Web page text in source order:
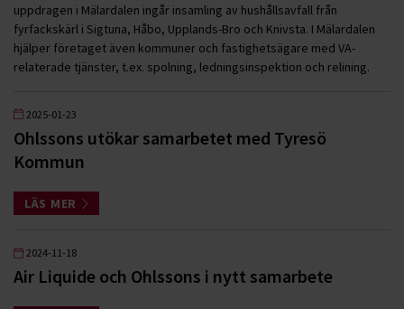
uppdragen i Mälardalen ingår insamling av hushållsavfall från
fyrfackskärl i Sigtuna, Håbo, Upplands-Bro och Knivsta. I Mälardalen
hjälper företaget även kommuner och fastighetsägare med VA-
relaterade tjänster, t.ex. spolning, ledningsinspektion och relining.
2025-01-23
Ohlssons utökar samarbetet med Tyresö
Kommun
LÄS MER
2024-11-18
Air Liquide och Ohlssons i nytt samarbete